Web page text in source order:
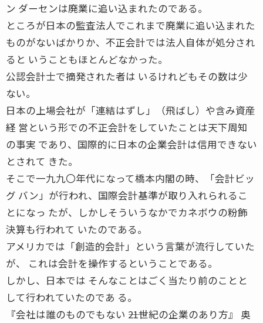
ン ダーセンは廃業に追い込まれたのである。
ところが日本の監査法人でこれまで廃業に追い込まれた
ものがないばかりか、不正会計では法人自体が処分され
ると いうこともほとんどなかった。
公認会計士で摘発された者は いるけれどもその数は少
ない。
日本の上場会社が「連結はずし」（飛ばし）や含み資産
経 営という形での不正会計をしていたことは天下周知
の事実 であり、国際的に日本の企業会計は信用できない
とされて きた。
そこで一九九〇年代になって橋本内閣の時、「会計ビッ
グ バン」が行われ、国際会計基準が取り入れられるこ
とになっ たが、しかしそういうなかでカネボウの粉飾
決算も行われて いたのである。
アメリカでは「創造的会計」という言葉が流行していた
が、 これは会計を操作するということである。
しかし、日本では そんなことはごく当たり前のことと
して行われていたのであ る。
『会社は誰のものでもない ――21世紀の企業のあり方』 奥